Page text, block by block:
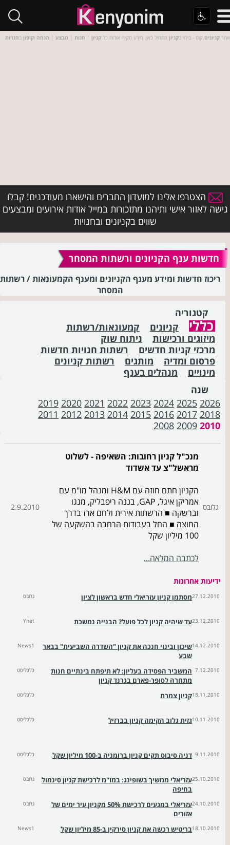
אתר קניונים.קום - בילוי בקניון מתחיל כאן. מידע מקיף אודות כל קניון | חנות | מבצע | הנחה וקופון בחנויות
הצטרפו אלינו למועדון החברים והישארו מעודכנים! קבלו
גישה לאזור אישי ותיהנו מתזכורות במייל אודות אירועים ומבצעים
שווים בקניונים ובחנויות
חדשות ענף הקניונים ורשתות המסחר
ריכוז חדשות ומידע מענף הקניונים ומענף הקמעונאות / רשתות
המסחר
קטגוריה
כללי קניונים
קמעונאות/רשתות
מיזוגים ורכישות
ניתוח שוק
מרכזי קניות חדשים
רשתות חנויות חדשות
פרסום ומדיה
מותגים
רשתות קניונים
מינויים
מנהלים בענף
שנה
2026
2025
2024
2023
2022
2021
2020
2019
2018
2017
2016
2015
2014
2013
2012
2011
2010
2009
2008
גלובס
מנכ"ל קניון רחובות: השאיפה - לשלוט
מראשל"צ עד אשדוד
הקניון חתם חוזה עם H&M ומנהל מו"מ עם
אמריקן איגל, GAP, בננה ריפבליק, מנגו
וברשקה ■ הרשתות אירית ולחם ארז בדרך
החוצה ■ החל בעבודות הרחבה בהשקעה של
100 מיליון שקל
לכתבה המלאה...
2.9.2010
ידיעות אחרונות
27.12.2010מסתמן קניון עזריאלי חדש בראשון לציון גלובס
23.12.2010עד שיהיה קניון לכל פועל? הבנייה נמשכת Ynet
14.12.2010שיכון ובינוי חנכה את קניון "השדרה השביעית" בבאר
שבע
News1
7.12.2010 המשביר הפסידה בעליון: לא תיפתח בינתיים חנות
מתחרה לסופר-פארם בגרנד קניון
כלכליסט
18.11.2010קניון צמרת כלכליסט
10.11.2010גזית גלוב הקימה קניון בברזיל כלכליסט
9.11.2010 דניה סיבוס תקים קניון ברומניה ב-100 מיליון שקל כלכליסט
25.10.2010עזריאלי ממשיך בשופינג: במו"מ לרכישת קניון סינמול
בחיפה
גלובס
24.10.2010
עזריאלי במגעים לרכישת 50% מקניון עיר ימים של
אזורים
גלובס
18.10.2010בריטיש רכשה את קניון סירקין ב-85 מיליון שקל News1